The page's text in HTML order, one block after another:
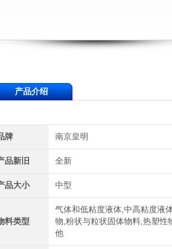
产品介绍
牌 南京皇明
品新旧 全新
品大小 中型
料类型
气体和低粘度液体,中高粘度液
物,粉状与粒状固体物料,热塑性
他